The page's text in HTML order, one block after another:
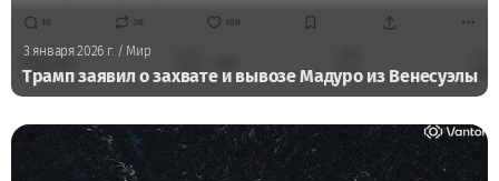
3 января 2026 г. / Мир
Трамп заявил о захвате и вывозе Мадуро из Венесуэлы